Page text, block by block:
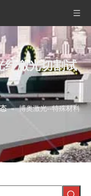
纤激光切割试
» 博奥激光--特殊材料